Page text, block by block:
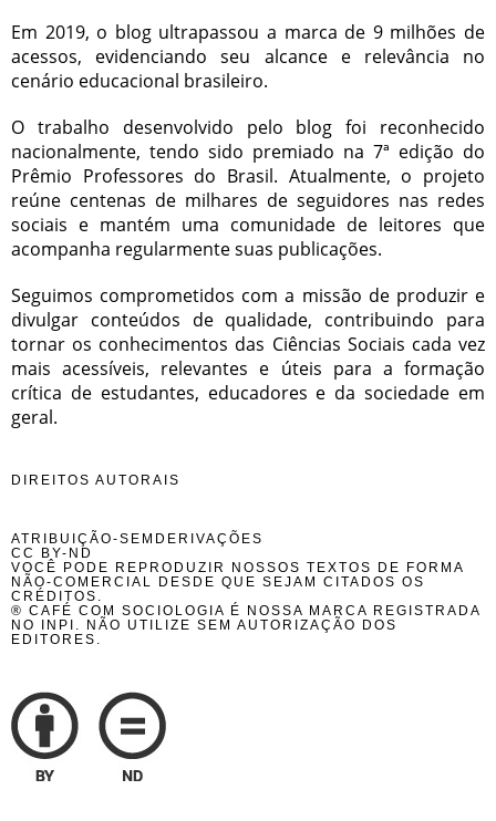
Em 2019, o blog ultrapassou a marca de 9 milhões de
acessos, evidenciando seu alcance e relevância no
cenário educacional brasileiro.
O trabalho desenvolvido pelo blog foi reconhecido
nacionalmente, tendo sido premiado na 7ª edição do
Prêmio Professores do Brasil. Atualmente, o projeto
reúne centenas de milhares de seguidores nas redes
sociais e mantém uma comunidade de leitores que
acompanha regularmente suas publicações.
Seguimos comprometidos com a missão de produzir e
divulgar conteúdos de qualidade, contribuindo para
tornar os conhecimentos das Ciências Sociais cada vez
mais acessíveis, relevantes e úteis para a formação
crítica de estudantes, educadores e da sociedade em
geral.
DIREITOS AUTORAIS
ATRIBUIÇÃO-SEMDERIVAÇÕES
CC BY-ND
VOCÊ PODE REPRODUZIR NOSSOS TEXTOS DE FORMA
NÃO-COMERCIAL DESDE QUE SEJAM CITADOS OS
CRÉDITOS.
® CAFÉ COM SOCIOLOGIA É NOSSA MARCA REGISTRADA
NO INPI. NÃO UTILIZE SEM AUTORIZAÇÃO DOS
EDITORES.